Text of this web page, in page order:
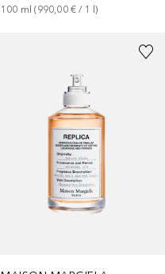
100 ml (990,00 € / 1 l)
1 Größe